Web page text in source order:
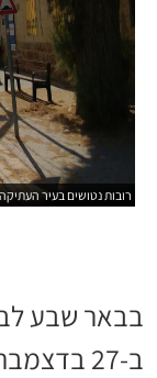
רובות נטושים בעיר
בבאר שבע